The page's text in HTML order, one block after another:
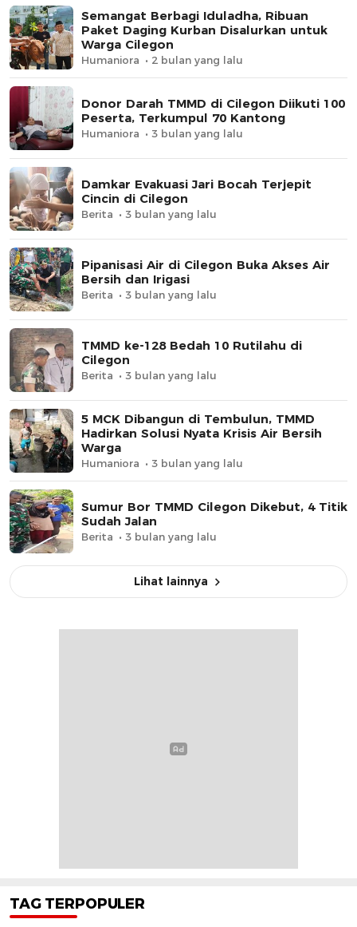
Semangat Berbagi Iduladha, Ribuan
Paket Daging Kurban Disalurkan untuk
Warga Cilegon
Humaniora 2 bulan yang lalu
Donor Darah TMMD di Cilegon Diikuti 100
Peserta, Terkumpul 70 Kantong
Humaniora 3 bulan yang lalu
Damkar Evakuasi Jari Bocah Terjepit
Cincin di Cilegon
Berita 3 bulan yang lalu
Pipanisasi Air di Cilegon Buka Akses Air
Bersih dan Irigasi
Berita 3 bulan yang lalu
TMMD ke-128 Bedah 10 Rutilahu di
Cilegon
Berita 3 bulan yang lalu
5 MCK Dibangun di Tembulun, TMMD
Hadirkan Solusi Nyata Krisis Air Bersih
Warga
Humaniora 3 bulan yang lalu
Sumur Bor TMMD Cilegon Dikebut, 4 Titik
Sudah Jalan
Berita 3 bulan yang lalu
Lihat lainnya
TAG TERPOPULER